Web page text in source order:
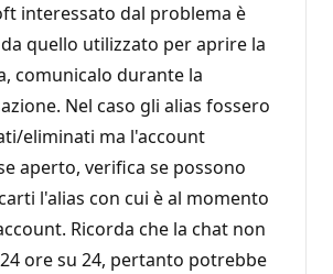
interessato dal problema è
quello utilizzato per aprire la
comunicalo durante la
Nel caso gli alias fossero
eliminati ma l'account
aperto, verifica se possono
l'alias con cui è al momento
Ricorda che la chat non
ore su 24, pertanto potrebbe